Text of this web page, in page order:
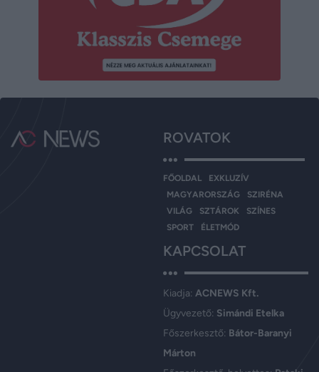
ROVATOK
FŐOLDAL
EXKLUZÍV
MAGYARORSZÁG
SZIRÉNA
VILÁG
SZTÁROK
SZÍNES
SPORT
ÉLETMÓD
KAPCSOLAT
Kiadja: ACNEWS Kft.
Ügyvezető: Simándi Etelka
Főszerkesztő: Bátor-Baranyi
Márton